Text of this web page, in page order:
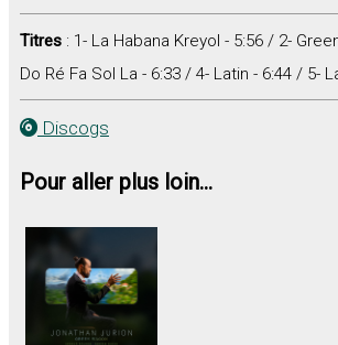
Titres : 1- La Habana Kreyol - 5:56 / 2-
Do Ré Fa Sol La - 6:33 / 4- Latin - 6:44 / 5-
Discogs
Pour aller plus loin...